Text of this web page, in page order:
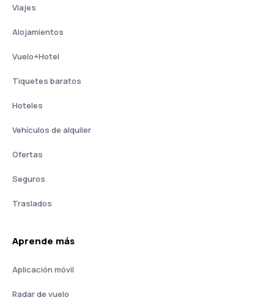
Viajes
Alojamientos
Vuelo+Hotel
Tiquetes baratos
Hoteles
Vehículos de alquiler
Ofertas
Seguros
Traslados
Aprende más
Aplicación móvil
Radar de vuelo